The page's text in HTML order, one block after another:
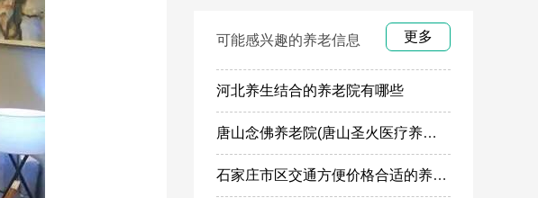
可能感兴趣的养老信息 更多
河北养生结合的养老院有哪些
唐山念佛养老院(唐山圣火医疗养老康复中心)
石家庄市区交通方便价格合适的养老院有哪些